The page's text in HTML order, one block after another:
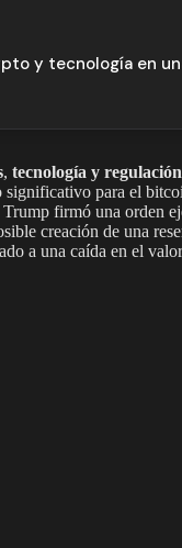
y tecnología en
, tecnología y regulación
significativo para el
firmó una orden
creación de una
a una caída en el